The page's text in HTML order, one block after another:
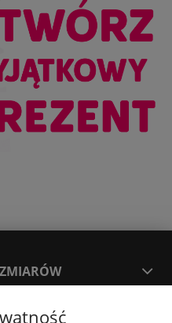
I KOSZTY DOSTAWY